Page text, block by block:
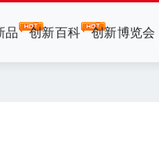
品 创新百科 创新博览会